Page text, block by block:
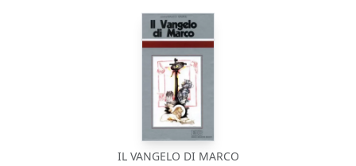
IL VANGELO DI MARCO